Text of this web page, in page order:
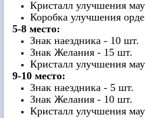
Кристалл улучшения
Коробка улучшения
5-8 место:
Знак наездника - 10 шт.
Знак Желания - 15 шт.
Кристалл улучшения
9-10 место:
Знак наездника - 5 шт.
Знак Желания - 10 шт.
Кристалл улучшения